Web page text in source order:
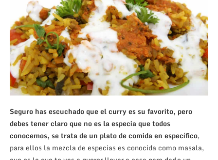
Seguro has escuchado que el curry es su favorito, pero
debes tener claro que no es la especia que todos
conocemos, se trata de un plato de comida en específico,
para ellos la mezcla de especias es conocida como masala,